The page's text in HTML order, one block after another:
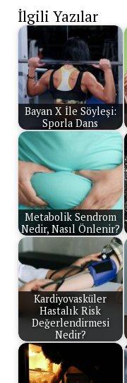
İlgili Yazılar
Bayan X İle Söyleşi:
Sporla Dans
Metabolik Sendrom
Nedir, Nasıl Önlenir?
Kardiyovasküler
Hastalık Risk
Değerlendirmesi
Nedir?